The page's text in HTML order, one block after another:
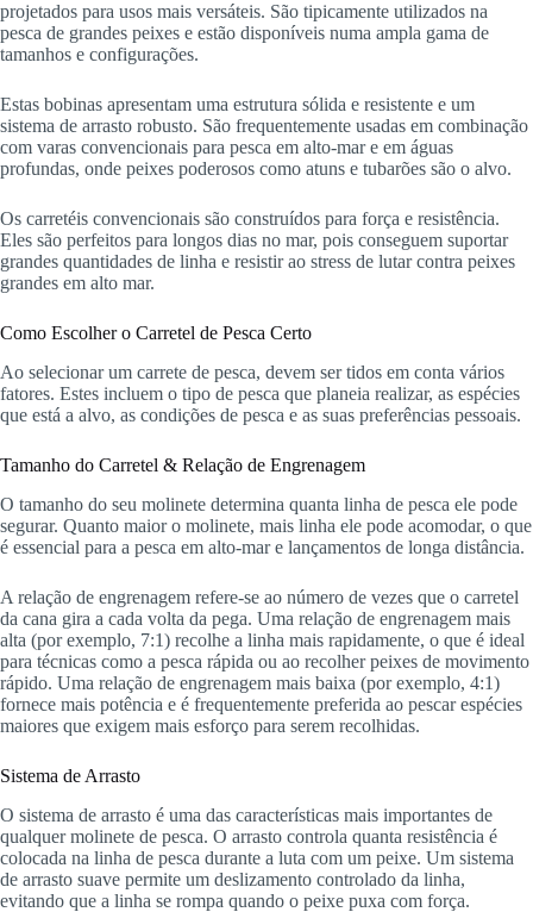
projetados para usos mais versáteis. São tipicamente utilizados na
pesca de grandes peixes e estão disponíveis numa ampla gama de
tamanhos e configurações.
Estas bobinas apresentam uma estrutura sólida e resistente e um
sistema de arrasto robusto. São frequentemente usadas em combinação
com varas convencionais para pesca em alto-mar e em águas
profundas, onde peixes poderosos como atuns e tubarões são o alvo.
Os carretéis convencionais são construídos para força e resistência.
Eles são perfeitos para longos dias no mar, pois conseguem suportar
grandes quantidades de linha e resistir ao stress de lutar contra peixes
grandes em alto mar.
Como Escolher o Carretel de Pesca Certo
Ao selecionar um carrete de pesca, devem ser tidos em conta vários
fatores. Estes incluem o tipo de pesca que planeia realizar, as espécies
que está a alvo, as condições de pesca e as suas preferências pessoais.
Tamanho do Carretel & Relação de Engrenagem
O tamanho do seu molinete determina quanta linha de pesca ele pode
segurar. Quanto maior o molinete, mais linha ele pode acomodar, o que
é essencial para a pesca em alto-mar e lançamentos de longa distância.
A relação de engrenagem refere-se ao número de vezes que o carretel
da cana gira a cada volta da pega. Uma relação de engrenagem mais
alta (por exemplo, 7:1) recolhe a linha mais rapidamente, o que é ideal
para técnicas como a pesca rápida ou ao recolher peixes de movimento
rápido. Uma relação de engrenagem mais baixa (por exemplo, 4:1)
fornece mais potência e é frequentemente preferida ao pescar espécies
maiores que exigem mais esforço para serem recolhidas.
Sistema de Arrasto
O sistema de arrasto é uma das características mais importantes de
qualquer molinete de pesca. O arrasto controla quanta resistência é
colocada na linha de pesca durante a luta com um peixe. Um sistema
de arrasto suave permite um deslizamento controlado da linha,
evitando que a linha se rompa quando o peixe puxa com força.